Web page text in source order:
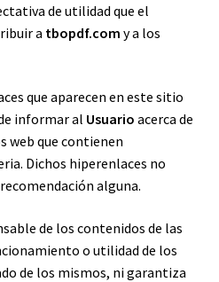
de utilidad que el
a tbopdf.com y a los
que aparecen en este sitio
informar al Usuario acerca de
web que contienen
Dichos hiperenlaces no
alguna.
de los contenidos de las
o utilidad de los
de los mismos, ni garantiza